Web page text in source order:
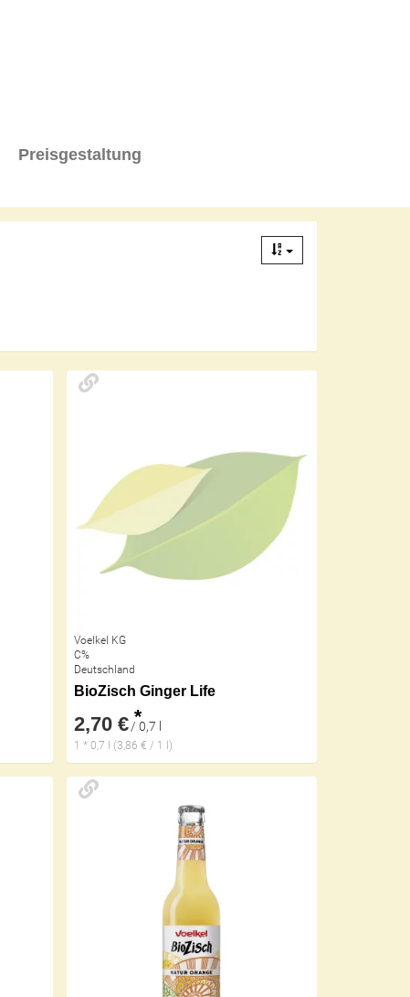
Preisgestaltung
Voelkel KG
C%
Deutschland
BioZisch Ginger Life
2,70 € *
/ 0,7 l
1 * 0,7 l (3,86 € / 1 l)